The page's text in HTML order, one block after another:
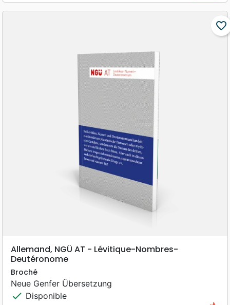
favorite_border
Allemand, NGÜ AT - Lévitique-Nombres-
Deutéronome
Broché
Neue Genfer Übersetzung
check Disponible